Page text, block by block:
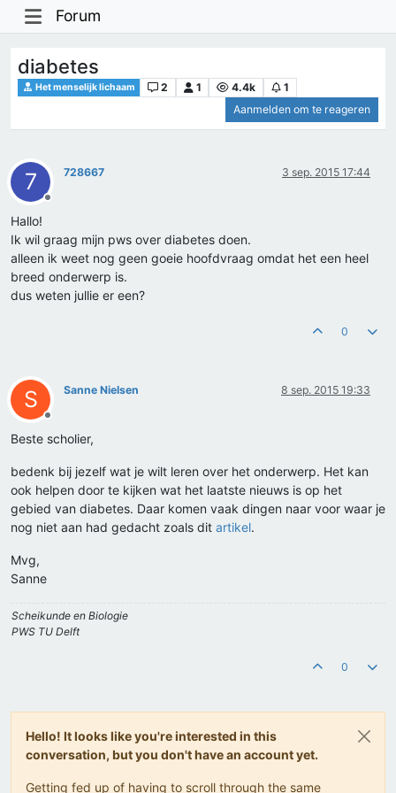
Forum
diabetes
Het menselijk lichaam 2 1 4.4k
1
Aanmelden om te reageren
7
Offline
728667 3 sep. 2015 17:44
Hallo!
Ik wil graag mijn pws over diabetes doen.
alleen ik weet nog geen goeie hoofdvraag omdat het een heel
breed onderwerp is.
dus weten jullie er een?
0
S
Offline
Sanne Nielsen 8 sep. 2015 19:33
Beste scholier,
bedenk bij jezelf wat je wilt leren over het onderwerp. Het kan
ook helpen door te kijken wat het laatste nieuws is op het
gebied van diabetes. Daar komen vaak dingen naar voor waar je
nog niet aan had gedacht zoals dit artikel.
Mvg,
Sanne
Scheikunde en Biologie
PWS TU Delft
0
Hello! It looks like you're interested in this
conversation, but you don't have an account yet.
Getting fed up of having to scroll through the same